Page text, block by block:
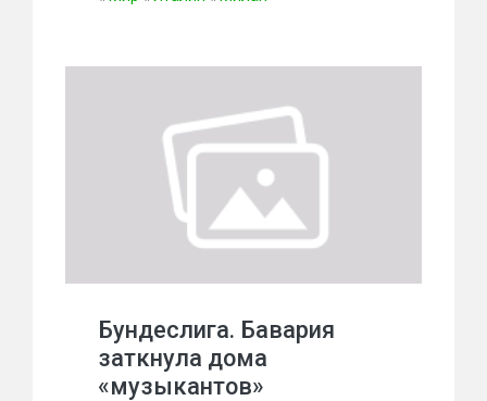
Бундеслига. Бавария
заткнула дома
«музыкантов»